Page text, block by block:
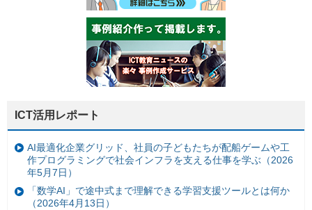
ICT活用レポート
AI最適化企業グリッド、社員の子どもたちが配船ゲームや工
作プログラミングで社会インフラを支える仕事を学ぶ（2026
年5月7日）
「数学AI」で途中式まで理解できる学習支援ツールとは何か
（2026年4月13日）